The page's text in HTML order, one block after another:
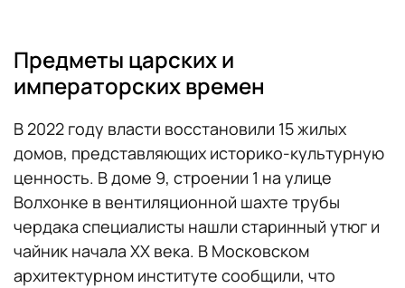
Предметы царских и
императорских времен
В 2022 году власти восстановили 15 жилых
домов, представляющих историко-культурную
ценность. В доме 9, строении 1 на улице
Волхонке в вентиляционной шахте трубы
чердака специалисты нашли старинный утюг и
чайник начала ХХ века. В Московском
архитектурном институте сообщили, что